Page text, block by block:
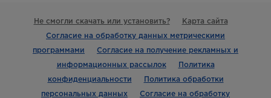
Не смогли скачать или установить? Карта сайта
Согласие на обработку данных метрическими
программами Согласие на получение рекламных и
информационных рассылок Политика
конфиденциальности Политика обработки
персональных данных Согласие на обработку